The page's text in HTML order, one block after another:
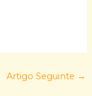
Artigo Seguinte →